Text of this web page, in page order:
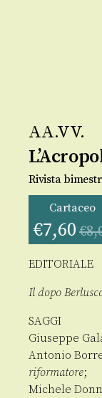
AA.VV.
Rivista
Cartaceo
€7,60 €
EDITORIALE
Il dopo
SAGGI
Giuseppe
Antonio
riformatore;
Michele